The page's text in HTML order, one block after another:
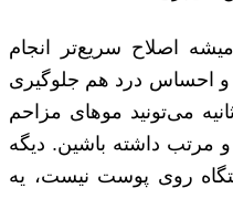
اصلاح سریع‌تر انجام
و احساس درد هم جلوگیری
می‌تونید موهای مزاحم
و مرتب داشته باشین. دیگه
روی پوست نیست، یه